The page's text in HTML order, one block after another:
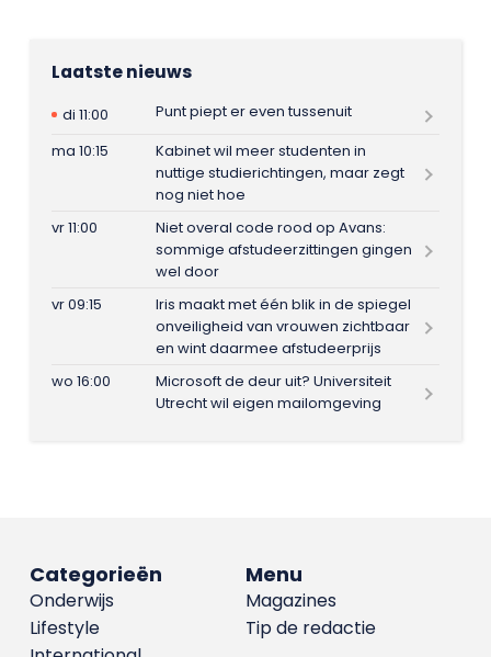
Laatste nieuws
di 11:00
Punt piept er even tussenuit
ma 10:15
Kabinet wil meer studenten in
nuttige studierichtingen, maar zegt
nog niet hoe
vr 11:00
Niet overal code rood op Avans:
sommige afstudeerzittingen gingen
wel door
vr 09:15
Iris maakt met één blik in de spiegel
onveiligheid van vrouwen zichtbaar
en wint daarmee afstudeerprijs
wo 16:00
Microsoft de deur uit? Universiteit
Utrecht wil eigen mailomgeving
Menu
Magazines
Tip de redactie
Categorieën
Onderwijs
Lifestyle